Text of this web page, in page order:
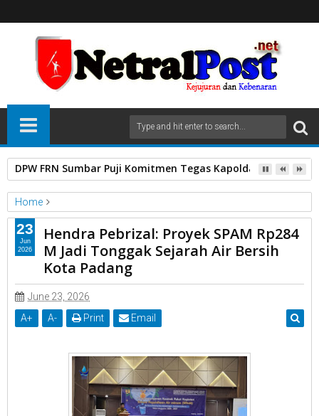
DPW FRN Sumbar Puji Komitmen Tegas Kapolda Sumbar
Home
PDAM
Hendra Pebrizal: Proyek SPAM Rp284 M Jadi Tonggak Sejarah
Air Bersih Kota Padang
Hendra Pebrizal: Proyek SPAM Rp284
M Jadi Tonggak Sejarah Air Bersih
Kota Padang
June 23, 2026
A+ A- Print Email
23
Jun
2026